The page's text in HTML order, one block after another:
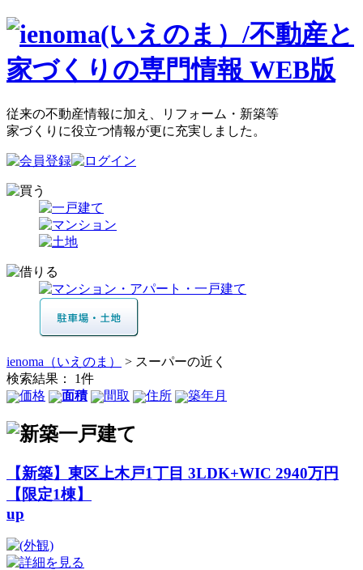
従来の不動産情報に加え、リフォーム・新築等
家づくりに役立つ情報が更に充実しました。
ienoma（いえのま）
> スーパーの近く
検索結果： 1件
価格
面積 間取 住所 築年月
【新築】東区上木戸1丁目 3LDK+WIC 2940万円
【限定1棟】
up